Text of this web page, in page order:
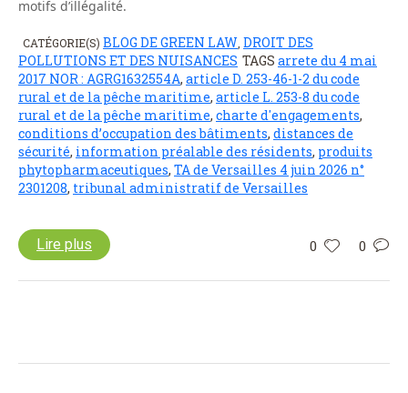
motifs d’illégalité.
CATÉGORIE(S) BLOG DE GREEN LAW DROIT DES
POLLUTIONS ET DES NUISANCES TAGS arrete du 4 mai
2017 NOR : AGRG1632554A, article D. 253-46-1-2 du code
rural et de la pêche maritime, article L. 253-8 du code
rural et de la pêche maritime, charte d'engagements,
conditions d’occupation des bâtiments, distances de
sécurité, information préalable des résidents, produits
phytopharmaceutiques, TA de Versailles 4 juin 2026 n°
2301208, tribunal administratif de Versailles
0 0
Lire plus